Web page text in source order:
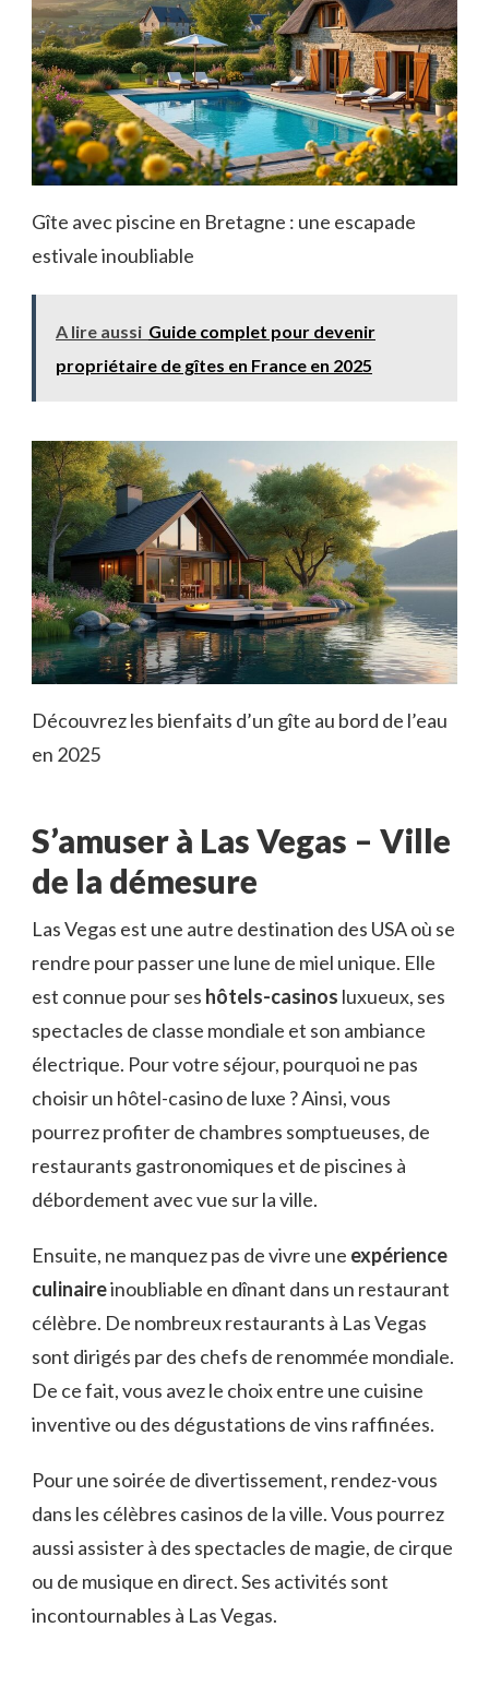
Gîte avec piscine en Bretagne : une escapade
estivale inoubliable
A lire aussi Guide complet pour devenir
propriétaire de gîtes en France en 2025
Découvrez les bienfaits d’un gîte au bord de l’eau
en 2025
S’amuser à Las Vegas – Ville
de la démesure
Las Vegas est une autre destination des USA où se
rendre pour passer une lune de miel unique. Elle
est connue pour ses hôtels-casinos luxueux, ses
spectacles de classe mondiale et son ambiance
électrique. Pour votre séjour, pourquoi ne pas
choisir un hôtel-casino de luxe ? Ainsi, vous
pourrez profiter de chambres somptueuses, de
restaurants gastronomiques et de piscines à
débordement avec vue sur la ville.
Ensuite, ne manquez pas de vivre une expérience
culinaireinoubliable en dînant dans un restaurant
célèbre. De nombreux restaurants à Las Vegas
sont dirigés par des chefs de renommée mondiale.
De ce fait, vous avez le choix entre une cuisine
inventive ou des dégustations de vins raffinées.
Pour une soirée de divertissement, rendez-vous
dans les célèbres casinos de la ville. Vous pourrez
aussi assister à des spectacles de magie, de cirque
ou de musique en direct. Ses activités sont
incontournables à Las Vegas.